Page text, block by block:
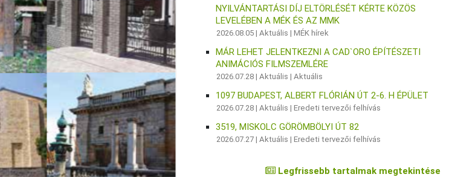
NYILVÁNTARTÁSI DÍJ ELTÖRLÉSÉT KÉRTE KÖZÖS
LEVELÉBEN A MÉK ÉS AZ MMK
2026.08.05 |Aktuális |MÉK hírek
MÁR LEHET JELENTKEZNI A CAD`ORO ÉPÍTÉSZETI
ANIMÁCIÓS FILMSZEMLÉRE
2026.07.28 |Aktuális |Aktuális
1097 BUDAPEST, ALBERT FLÓRIÁN ÚT 2-6. H ÉPÜLET
2026.07.28 |Aktuális |Eredeti tervezői felhívás
3519, MISKOLC GÖRÖMBÖLYI ÚT 82
2026.07.27 |Aktuális |Eredeti tervezői felhívás
Legfrissebb tartalmak megtekintése